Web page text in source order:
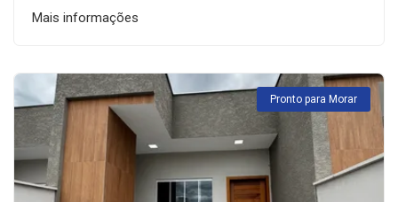
Mais informações
Pronto para Morar